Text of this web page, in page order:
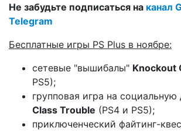
Не забудьте подписаться на канал
Telegram
Бесплатные игры PS Plus в ноябре:
сетевые "вышибалы" Knockout
PS5);
групповая игра на
Class Trouble (PS4 и PS5);
приключенческий файтинг-